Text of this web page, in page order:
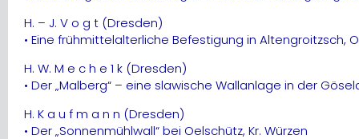
H. – J. V o g t (Dresden)
• Eine frühmittelalterliche Befestigung in Altengroitzsch,
H. W. M e c h e 1 k (Dresden)
• Der „Malberg“ – eine slawische Wallanlage in der
H. K a u f m a n n (Dresden)
• Der „Sonnenmühlwall“ bei Oelschütz, Kr. Würzen